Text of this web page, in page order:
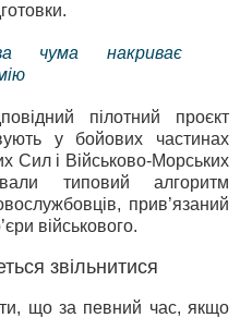
чума накриває
пілотний проєкт
у бойових частинах
Сил і Військово-Морських
типовий алгоритм
прив’язаний
військового.
звільнитися
що за певний час, якщо